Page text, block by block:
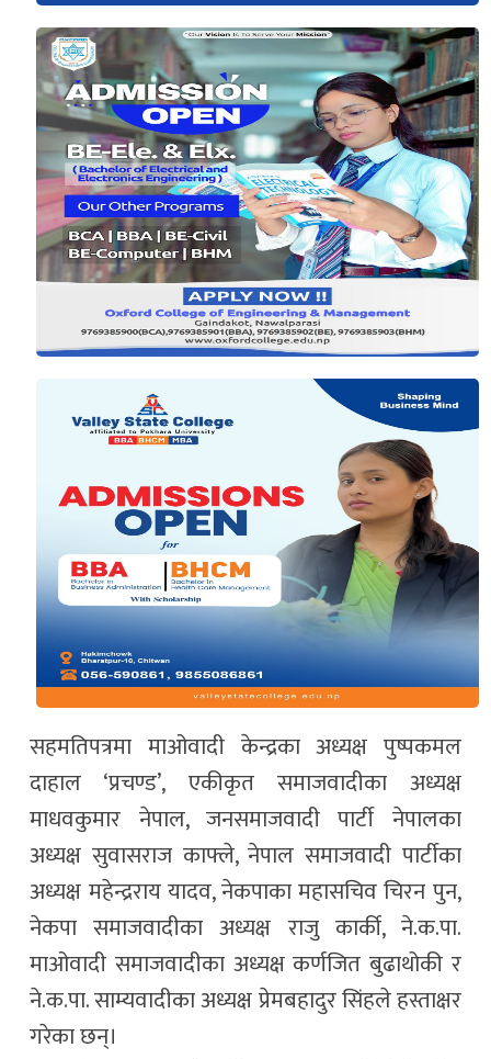
सहमतिपत्रमा माओवादी केन्द्रका अध्यक्ष पुष्पकमल
दाहाल ‘प्रचण्ड’, एकीकृत समाजवादीका अध्यक्ष
माधवकुमार नेपाल, जनसमाजवादी पार्टी नेपालका
अध्यक्ष सुवासराज काफ्ले, नेपाल समाजवादी पार्टीका
अध्यक्ष महेन्द्रराय यादव, नेकपाका महासचिव चिरन पुन,
नेकपा समाजवादीका अध्यक्ष राजु कार्की, ने.क.पा.
माओवादी समाजवादीका अध्यक्ष कर्णजित बुढाथोकी र
ने.क.पा. साम्यवादीका अध्यक्ष प्रेमबहादुर सिंहले हस्ताक्षर
गरेका छन्।